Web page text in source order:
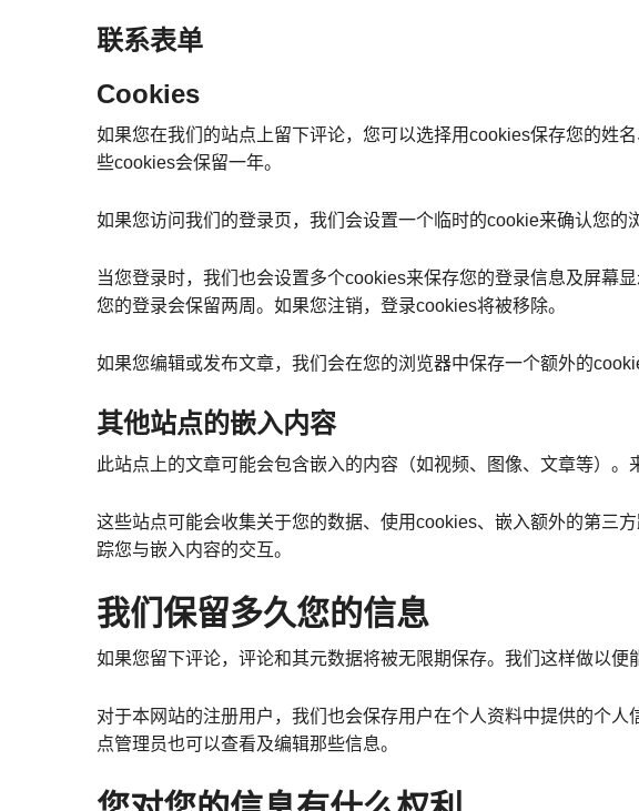
联系表单
Cookies
如果您在我们的站点上留下评论，您可以选择用cookies保存您的姓
些cookies会保留一年。
如果您访问我们的登录页，我们会设置一个临时的cookie来确认您
当您登录时，我们也会设置多个cookies来保存您的登录信息及屏幕
您的登录会保留两周。如果您注销，登录cookies将被移除。
如果您编辑或发布文章，我们会在您的浏览器中保存一个额外的
其他站点的嵌入内容
此站点上的文章可能会包含嵌入的内容（如视频、图像、文章等）
这些站点可能会收集关于您的数据、使用cookies、嵌入额外的第三
踪您与嵌入内容的交互。
我们保留多久您的信息
如果您留下评论，评论和其元数据将被无限期保存。我们这样做以
对于本网站的注册用户，我们也会保存用户在个人资料中提供的个
点管理员也可以查看及编辑那些信息。